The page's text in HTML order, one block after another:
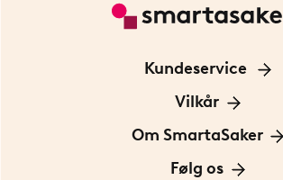
Kundeservice
Kontakt os
Vilkår
Information om cookies
Privatlivspolitik
Om SmartaSaker
Om os
Følg os